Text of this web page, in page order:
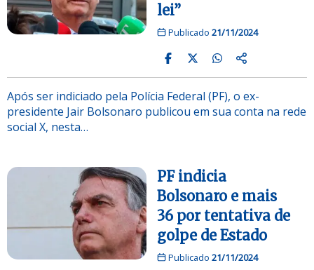
lei”
Publicado 21/11/2024
Após ser indiciado pela Polícia Federal (PF), o ex-
presidente Jair Bolsonaro publicou em sua conta na rede
social X, nesta…
PF indicia
Bolsonaro e mais
36 por tentativa de
golpe de Estado
Publicado 21/11/2024